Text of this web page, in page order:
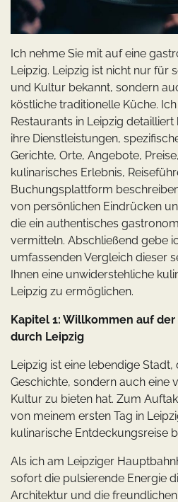
Ich nehme Sie mit auf eine
Leipzig. Leipzig ist nicht nur für
und Kultur bekannt, sondern
köstliche traditionelle Küche.
Restaurants in Leipzig
ihre Dienstleistungen,
Gerichte, Orte, Angebote,
kulinarisches Erlebnis,
Buchungsplattform
von persönlichen Eindrücken
die ein authentisches
vermitteln. Abschließend gebe
umfassenden Vergleich dieser
Ihnen eine unwiderstehliche
Leipzig zu ermöglichen.
Kapitel 1: Willkommen auf
durch Leipzig
Leipzig ist eine lebendige
Geschichte, sondern auch eine
Kultur zu bieten hat. Zum
von meinem ersten Tag in
kulinarische Entdeckungsreise
Als ich am Leipziger
sofort die pulsierende Energie
Architektur und die